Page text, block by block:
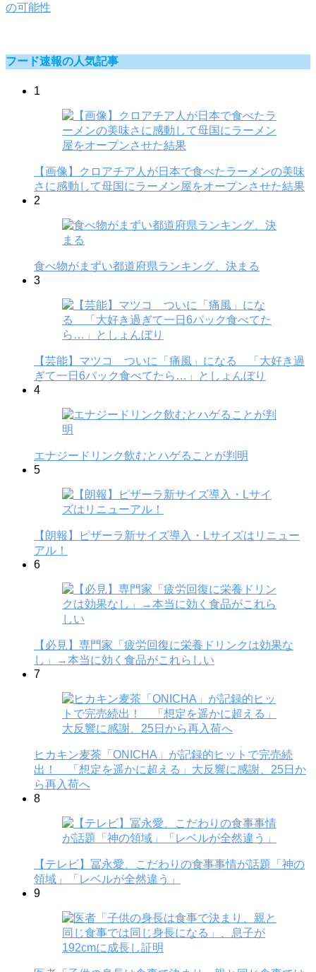
の可能性
フード速報の人気記事
1
【画像】クロアチア人が日本で食べたラーメンの美味
さに感動して母国にラーメン屋をオープンさせた結果
2
食べ物がまずい都道府県ランキング、決まる
3
【芸能】マツコ ついに「痛風」になる 「大好き過
ぎて一日6パック食べてたら…」としょんぼり
4
エナジードリンク飲むとハゲることが判明
5
【朗報】ピザーラ新サイズ導入・Lサイズはリニュー
アル！
6
【必見】専門家「疲労回復に栄養ドリンクは効果な
し」→本当に効く食品がこれらしい
7
ヒカキン麦茶「ONICHA」が記録的ヒットで完売続
出！ 「想定を遥かに超える」大反響に感謝、25日か
ら再入荷へ
8
【テレビ】冨永愛、こだわりの食事事情が話題「神の
領域」「レベルが全然違う」
9